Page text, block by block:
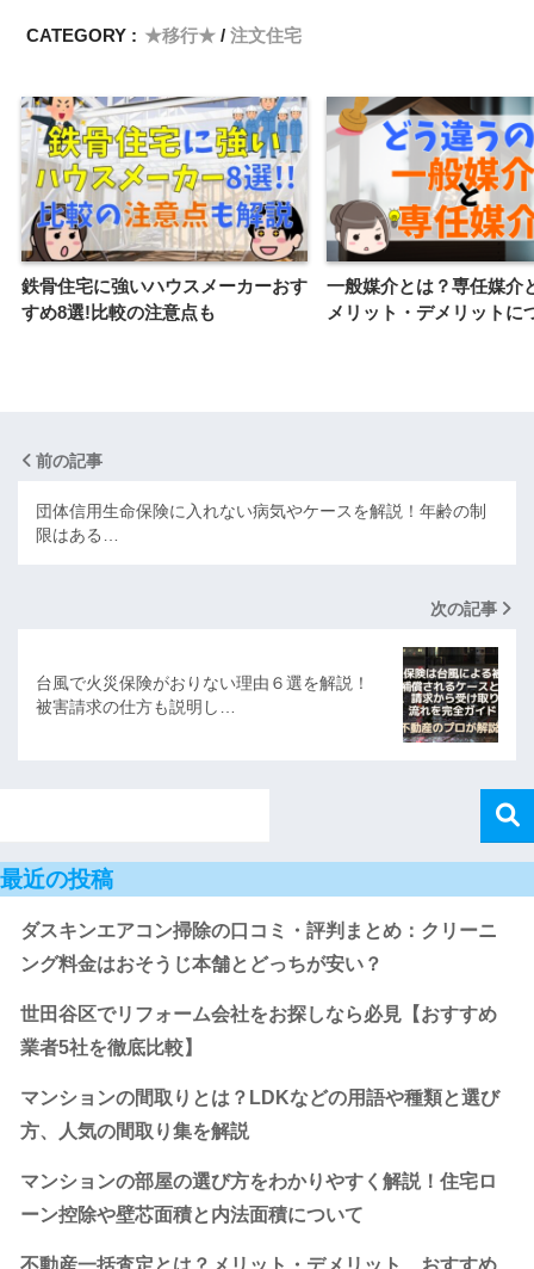
CATEGORY : ★移行★ 注文住宅
鉄骨住宅に強いハウスメーカーおす
すめ8選!比較の注意点も
一般媒介とは？専任媒介
メリット・デメリットに
前の記事
団体信用生命保険に入れない病気やケースを解説！年齢の制
限はある…
次の記事
台風で火災保険がおりない理由６選を解説！
被害請求の仕方も説明し…
最近の投稿
ダスキンエアコン掃除の口コミ・評判まとめ：クリーニ
ング料金はおそうじ本舗とどっちが安い？
世田谷区でリフォーム会社をお探しなら必見【おすすめ
業者5社を徹底比較】
マンションの間取りとは？LDKなどの用語や種類と選び
方、人気の間取り集を解説
マンションの部屋の選び方をわかりやすく解説！住宅ロ
ーン控除や壁芯面積と内法面積について
不動産一括査定とは？メリット・デメリット、おすすめ